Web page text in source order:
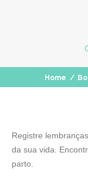
Home /
Registre
da sua vida.
parto.